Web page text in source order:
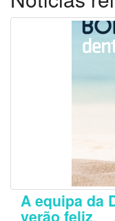
A equipa da
verão feliz